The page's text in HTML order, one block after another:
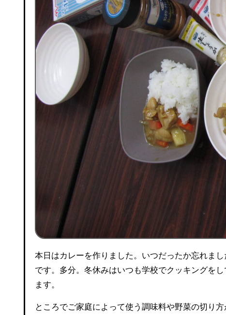
本日はカレーを作りました。いつだったか忘れましたが過去に作ったような気がするので、久しぶりのカレー作り
です。多分。冬休みはいつも学校でクッキングを
ます。
ところでご家庭によって使う調味料や野菜の切り